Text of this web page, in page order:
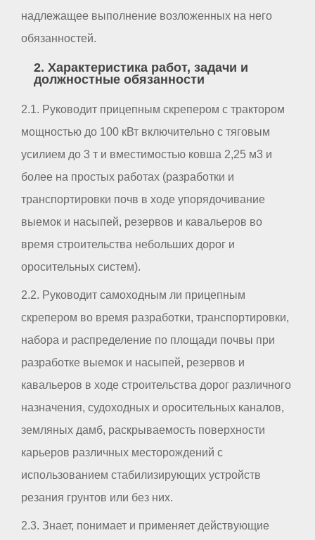
надлежащее выполнение возложенных на него
обязанностей.
2. Характеристика работ, задачи и
должностные обязанности
2.1. Руководит прицепным скрепером с трактором
мощностью до 100 кВт включительно с тяговым
усилием до 3 т и вместимостью ковша 2,25 м3 и
более на простых работах (разработки и
транспортировки почв в ходе упорядочивание
выемок и насыпей, резервов и кавальеров во
время строительства небольших дорог и
оросительных систем).
2.2. Руководит самоходным ли прицепным
скрепером во время разработки, транспортировки,
набора и распределение по площади почвы при
разработке выемок и насыпей, резервов и
кавальеров в ходе строительства дорог различного
назначения, судоходных и оросительных каналов,
земляных дамб, раскрываемость поверхности
карьеров различных месторождений с
использованием стабилизирующих устройств
резания грунтов или без них.
2.3. Знает, понимает и применяет действующие